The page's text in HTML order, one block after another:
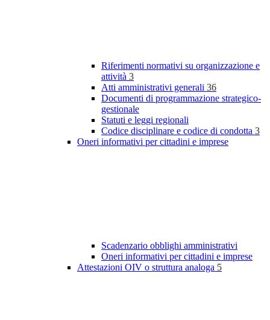
Riferimenti normativi su organizzazione e
attività 3
Atti amministrativi generali 36
Documenti di programmazione strategico-
gestionale
Statuti e leggi regionali
Codice disciplinare e codice di condotta 3
Oneri informativi per cittadini e imprese
Scadenzario obblighi amministrativi
Oneri informativi per cittadini e imprese
Attestazioni OIV o struttura analoga 5